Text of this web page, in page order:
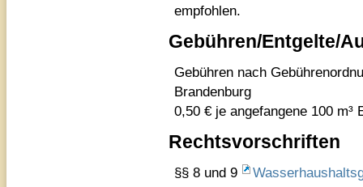
empfohlen.
Gebühren/Entgelte/
Gebühren nach
Brandenburg
0,50 € je angefangene 100 m³
Rechtsvorschriften
§§ 8 und 9